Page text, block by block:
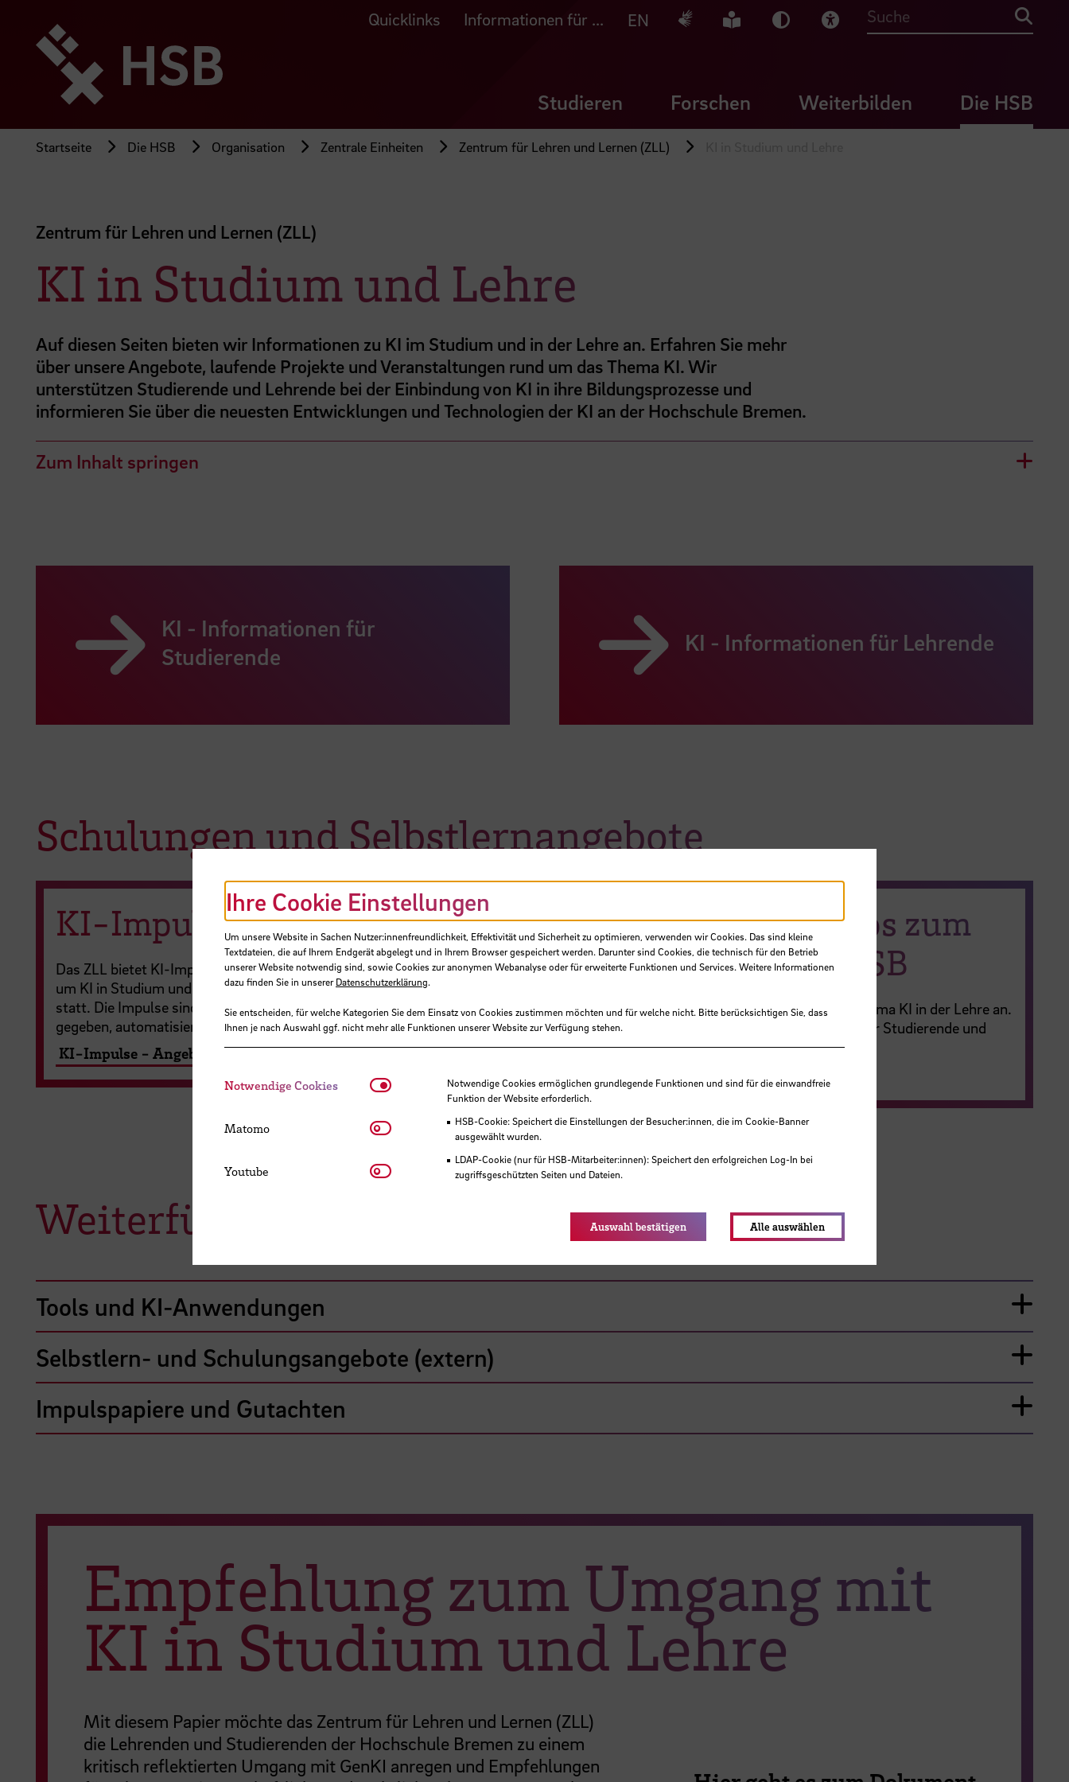
Seiteninhalt
springen
Quicklinks Informationen für ... EN Deutsche Gebärdensprache
Leichte Sprache
Dunkel-Modus
Visuelle Hilfe
Suche
Studieren Forschen Weiterbilden Die HSB
Startseite Die HSB Organisation Zentrale Einheiten Zentrum für Lehren und Lernen (ZLL)
Zentrum für Lehren und Lernen (ZLL)
KI in Studium und Lehre
Auf diesen Seiten bieten wir Informationen zu KI im Studium und in der Lehre an. Erfahren Sie mehr
über unsere Angebote, laufende Projekte und Veranstaltungen rund um das Thema KI. Wir
unterstützen Studierende und Lehrende bei der Einbindung von KI in ihre Bildungsprozesse und
informieren Sie über die neuesten Entwicklungen und Technologien der KI an der Hochschule Bremen.
Zum Inhalt springen
KI - Informationen für
Studierende
KI - Informationen für Lehrende
Schulungen und Selbstlernangebote
KI-Impulse SoSe 2026
Das ZLL bietet KI-Impulse zu den unterschiedlichsten Themen rund
um KI in Studium und Lehre an. Die KI-Impulse finden in ZOOM
statt. Die Impulse sind auf Deutsch; es wird die Möglichkeit
gegeben, automatisierte, englische Untertitel anzeigen zu lassen.
KI-Impulse - Angebote
Aktuelle Workshops zum
Thema KI an der HSB
Das ZLL bietet regelmäßg Workshops zum Thema KI in der Lehre an.
Auf der folgenden Seite finden Sie Angebote für Studierende und
Lehrende.
Weiterführende Links & Ressourcen
Tools und KI-Anwendungen
Selbstlern- und Schulungsangebote (extern)
Impulspapiere und Gutachten
Empfehlung zum Umgang mit
KI in Studium und Lehre
Mit diesem Papier möchte das Zentrum für Lehren und Lernen (ZLL)
die Lehrenden und Studierenden der Hochschule Bremen zu einem
kritisch reflektierten Umgang mit GenKI anregen und Empfehlungen
Ihre Cookie Einstellungen
Um unsere Website in Sachen Nutzer:innenfreundlichkeit, Effektivität und Sicherheit zu optimieren, verwenden wir Cookies. Das sind kleine
Textdateien, die auf Ihrem Endgerät abgelegt und in Ihrem Browser gespeichert werden. Darunter sind Cookies, die technisch für den Betrieb
unserer Website notwendig sind, sowie Cookies zur anonymen Webanalyse oder für erweiterte Funktionen und Services. Weitere Informationen
dazu finden Sie in unsererDatenschutzerklärung.
Sie entscheiden, für welche Kategorien Sie dem Einsatz von Cookies zustimmen möchten und für welche nicht. Bitte berücksichtigen Sie, dass
Ihnen je nach Auswahl ggf. nicht mehr alle Funktionen unserer Website zur Verfügung stehen.
Notwendige Cookies Notwendige CookiesNotwendige Cookies ermöglichen grundlegende Funktionen und sind für die einwandfreie
Funktion der Website erforderlich.
HSB-Cookie: Speichert die Einstellungen der Besucher:innen, die im Cookie-Banner
ausgewählt wurden.
LDAP-Cookie (nur für HSB-Mitarbeiter:innen): Speichert den erfolgreichen Log-In bei
zugriffsgeschützten Seiten und Dateien.
Matomo Matomo
Youtube Youtube
Auswahl bestätigen Alle auswählen